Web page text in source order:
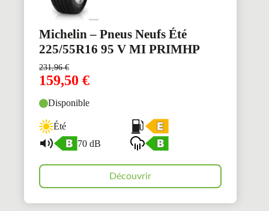
Michelin – Pneus Neufs Été
225/55R16 95 V MI PRIMHP
231,96€
159,50 €
Disponible
Été
70 dB
Découvrir